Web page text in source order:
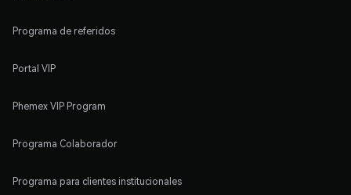
Programa de referidos
Portal VIP
Phemex VIP Program
Programa Colaborador
Programa para clientes institucionales